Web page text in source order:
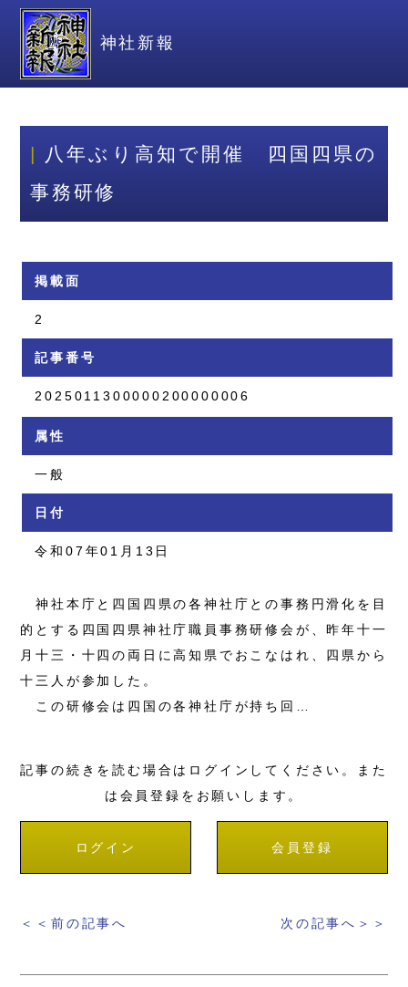
神社新報
八年ぶり高知で開催 四国四県の
事務研修
掲載面
2
記事番号
2025011300000200000006
属性
一般
日付
令和07年01月13日
神社本庁と四国四県の各神社庁との事務円滑化を目
的とする四国四県神社庁職員事務研修会が、昨年十一
月十三・十四の両日に高知県でおこなはれ、四県から
十三人が参加した。
この研修会は四国の各神社庁が持ち回…
記事の続きを読む場合はログインしてください。また
は会員登録をお願いします。
ログイン 会員登録
＜＜前の記事へ 次の記事へ＞＞